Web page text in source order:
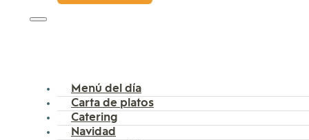
Menú del día
Carta de platos
Catering
Navidad